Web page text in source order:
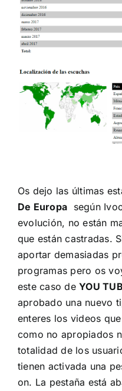
Os dejo las últimas
De Europa según
evolución, no están
que están castradas.
aportar demasiadas
programas pero os
este caso deYOU
aprobado una nuevo
enteres los videos
como no apropiados
totalidad de los
tienen activada una
on. La pestaña está